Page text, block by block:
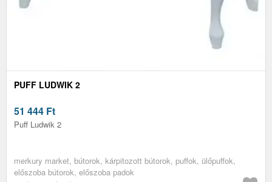
PUFF LUDWIK 2
51 444 Ft
Puff Ludwik 2
merkury market, bútorok, kárpitozott bútorok, puffok, ülőpuffok,
előszoba bútorok, előszoba padok